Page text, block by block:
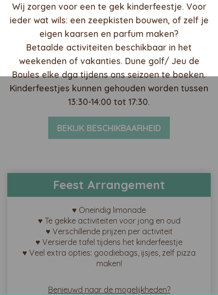
Wij zorgen voor een te gek kinderfeestje. Voor
ieder wat wils: een zeepkisten bouwen, of zelf je
eigen kaarsen en parfum maken?
Betaalde activiteiten beschikbaar in het
weekenden of vakanties. Dune golf/ Jeu de
Boules elke dga tijdens ons seizoen te boeken.
Kinderfeestjes kunnen gehouden worden tussen
13:30-14:00 tot 17:30.
BEKIJK BESCHIKBAARHEID
Feest Arrangement
♥ Oneindig limonade
♥ Te gekke activiteiten voor jong en oud
♥ Verschillende prijzen per activiteit
♥ Versierde tafel tijdens het kinderfeestje
♥ Veel extra opties: goodiebags, ijsjes, zelf pizza
maken!
Benieuwd naar de mogelijkheden?